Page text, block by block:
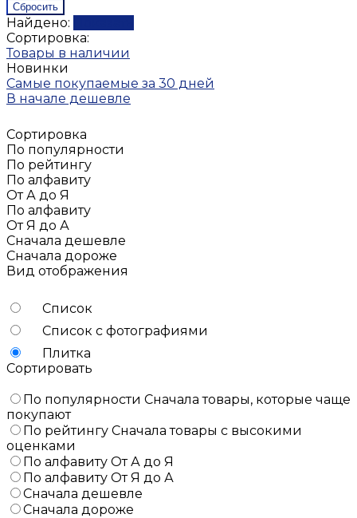
Найдено:
Сортировка:
Товары в наличии
Новинки
Самые покупаемые за 30 дней
В начале дешевле
Сортировка
По популярности
По рейтингу
По алфавиту
От А до Я
По алфавиту
От Я до А
Сначала дешевле
Сначала дороже
Вид отображения
Список
Список с фотографиями
Плитка
Сортировать
По популярности Сначала товары, которые чаще
покупают
По рейтингу Сначала товары с высокими
оценками
По алфавиту От А до Я
По алфавиту От Я до А
Сначала дешевле
Сначала дороже